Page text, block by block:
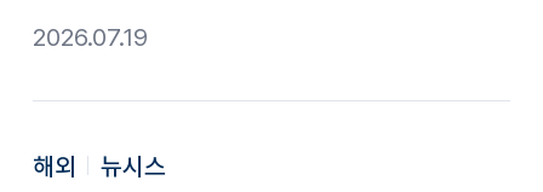
2026.07.19
해외 뉴시스